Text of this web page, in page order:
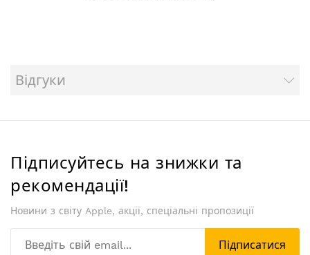
Відгуки
Підписуйтесь на знижки та
рекомендації!
Новини з світу Apple, акції, спеціальні пропозиції
Підписатися